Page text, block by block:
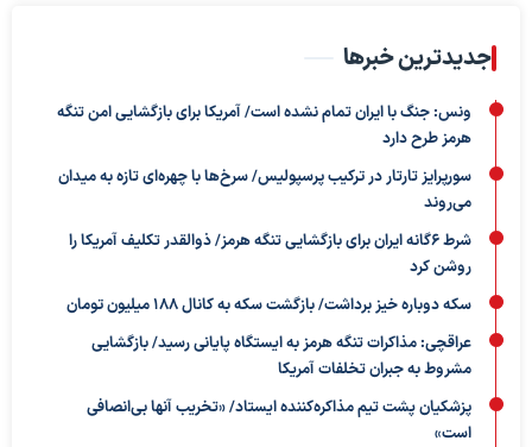
جدیدترین خبرها
ونس: جنگ با ایران تمام نشده است/ آمریکا برای بازگشایی امن تنگه
هرمز طرح دارد
سورپرایز تارتار در ترکیب پرسپولیس/ سرخ‌ها با چهره‌ای تازه به میدان
می‌روند
شرط ۶گانه ایران برای بازگشایی تنگه هرمز/ ذوالقدر تکلیف آمریکا را
روشن کرد
سکه دوباره خیز برداشت/ بازگشت سکه به کانال ۱۸۸ میلیون تومان
عراقچی: مذاکرات تنگه هرمز به ایستگاه پایانی رسید/ بازگشایی
مشروط به جبران تخلفات آمریکا
پزشکیان پشت تیم مذاکره‌کننده ایستاد/ «تخریب آنها بی‌انصافی
است»